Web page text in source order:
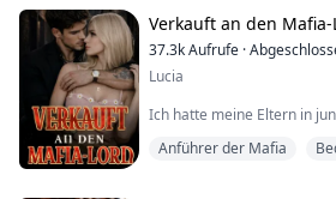
oben, die Fingerspitzen
Unterwäsche nach.
Der Stoff fühlte sich zart
Berührun...
Verkauft an den Mafia-
37.3kAufrufe ·
Lucia
Ich hatte meine Eltern in
ins nächste geworfen
Anführer der Mafia